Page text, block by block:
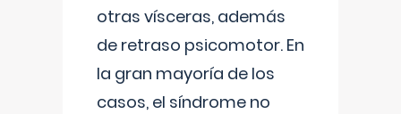
otras vísceras, además
de retraso psicomotor. En
la gran mayoría de los
casos, el síndrome no